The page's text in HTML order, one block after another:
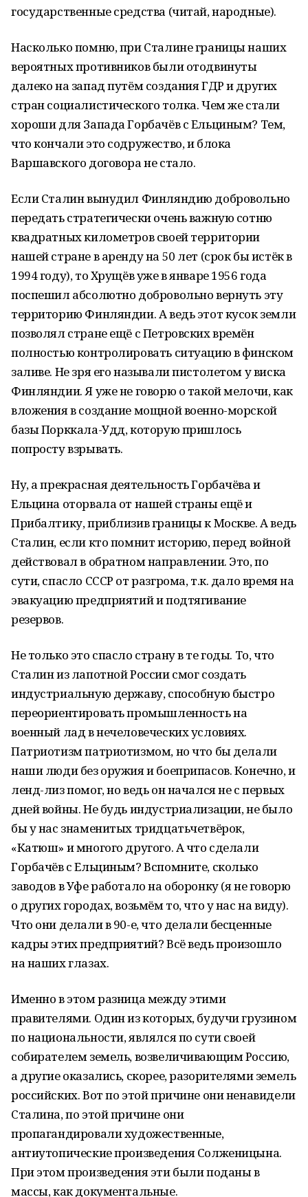
государственные средства (читай, народные).
Насколько помню, при Сталине границы наших
вероятных противников были отодвинуты
далеко на запад путём создания ГДР и других
стран социалистического толка. Чем же стали
хороши для Запада Горбачёв с Ельциным? Тем,
что кончали это содружество, и блока
Варшавского договора не стало.
Если Сталин вынудил Финляндию добровольно
передать стратегически очень важную сотню
квадратных километров своей территории
нашей стране в аренду на 50 лет (срок бы истёк в
1994 году), то Хрущёв уже в январе 1956 года
поспешил абсолютно добровольно вернуть эту
территорию Финляндии. А ведь этот кусок земли
позволял стране ещё с Петровских времён
полностью контролировать ситуацию в финском
заливе. Не зря его называли пистолетом у виска
Финляндии. Я уже не говорю о такой мелочи, как
вложения в создание мощной военно-морской
базы Порккала-Удд, которую пришлось
попросту взрывать.
Ну, а прекрасная деятельность Горбачёва и
Ельцина оторвала от нашей страны ещё и
Прибалтику, приблизив границы к Москве. А ведь
Сталин, если кто помнит историю, перед войной
действовал в обратном направлении. Это, по
сути, спасло СССР от разгрома, т.к. дало время на
эвакуацию предприятий и подтягивание
резервов.
Не только это спасло страну в те годы. То, что
Сталин из лапотной России смог создать
индустриальную державу, способную быстро
переориентировать промышленность на
военный лад в нечеловеческих условиях.
Патриотизм патриотизмом, но что бы делали
наши люди без оружия и боеприпасов. Конечно, и
ленд-лиз помог, но ведь он начался не с первых
дней войны. Не будь индустриализации, не было
бы у нас знаменитых тридцатьчетвёрок,
«Катюш» и многого другого. А что сделали
Горбачёв с Ельциным? Вспомните, сколько
заводов в Уфе работало на оборонку (я не говорю
о других городах, возьмём то, что у нас на виду).
Что они делали в 90-е, что делали бесценные
кадры этих предприятий? Всё ведь произошло
на наших глазах.
Именно в этом разница между этими
правителями. Один из которых, будучи грузином
по национальности, являлся по сути своей
собирателем земель, возвеличивающим Россию,
а другие оказались, скорее, разорителями земель
российских. Вот по этой причине они ненавидели
Сталина, по этой причине они
пропагандировали художественные,
антиутопические произведения Солженицына.
При этом произведения эти были поданы в
массы, как документальные.